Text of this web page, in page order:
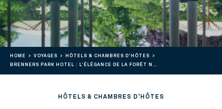
HOME VOYAGES
HÔTELS & CHAMBRES D'HÔTES
BRENNERS PARK HOTEL : L’ÉLÉGANCE DE LA FORÊT NOIRE
HÔTELS & CHAMBRES D'HÔTES